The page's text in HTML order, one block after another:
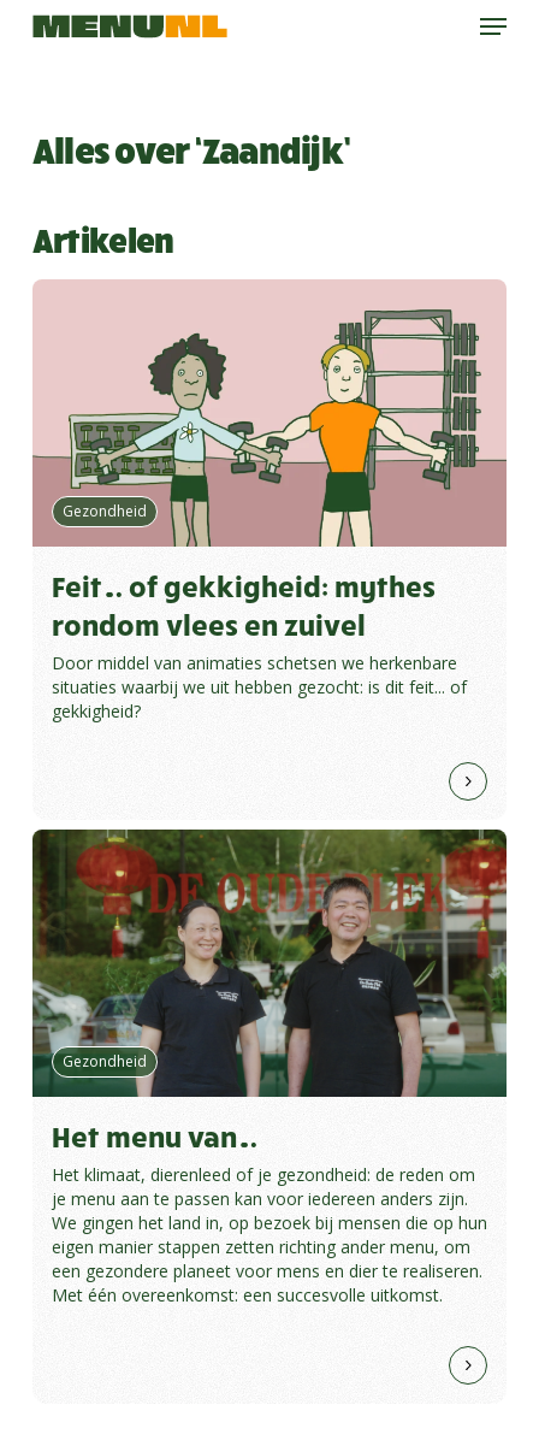
Skip
Menu
Alles over ‘Zaandijk’
Artikelen
Gezondheid
Feit… of gekkigheid: mythes
rondom vlees en zuivel
Door middel van animaties schetsen we herkenbare
situaties waarbij we uit hebben gezocht: is dit feit... of
gekkigheid?
Gezondheid
Het menu van…
Het klimaat, dierenleed of je gezondheid: de reden om
je menu aan te passen kan voor iedereen anders zijn.
We gingen het land in, op bezoek bij mensen die op hun
eigen manier stappen zetten richting ander menu, om
een gezondere planeet voor mens en dier te realiseren.
Met één overeenkomst: een succesvolle uitkomst.